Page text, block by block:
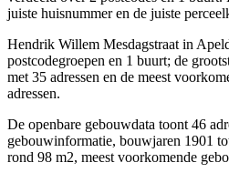
juiste huisnummer en de juiste
Hendrik Willem Mesdagstraat in
postcodegroepen en 1 buurt; de
met 35 adressen en de meest
adressen.
De openbare gebouwdata toont 46
gebouwinformatie, bouwjaren 1901
rond 98 m2, meest voorkomende